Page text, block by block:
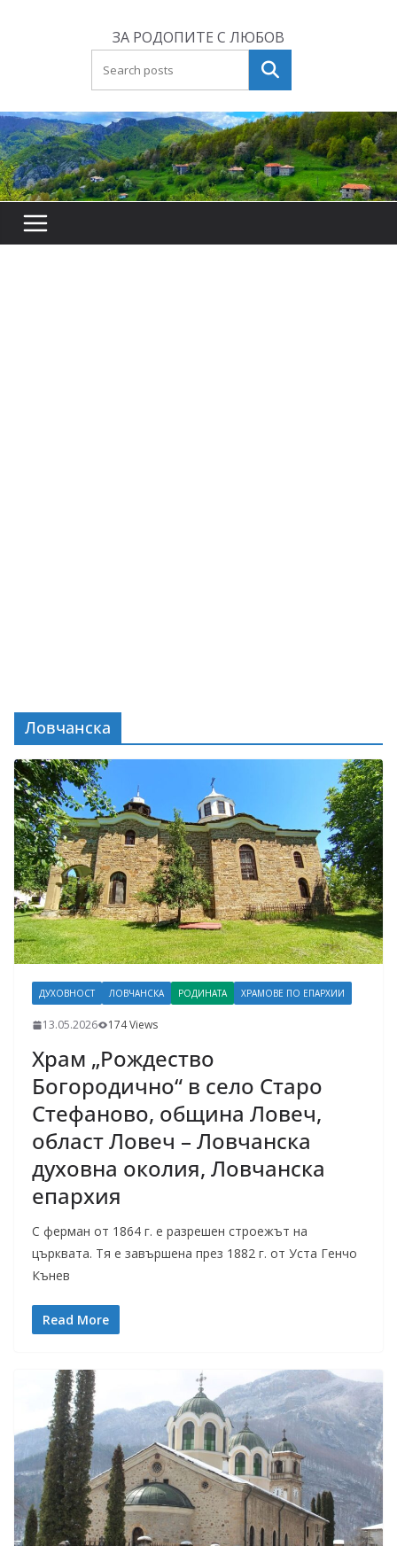
ЗА РОДОПИТЕ С ЛЮБОВ
Търсене
Ловчанска
ДУХОВНОСТ ЛОВЧАНСКА РОДИНАТА ХРАМОВЕ ПО ЕПАРХИИ
13.05.2026 174 Views
Храм „Рождество
Богородично“ в село Старо
Стефаново, община Ловеч,
област Ловеч – Ловчанска
духовна околия, Ловчанска
епархия
С ферман от 1864 г. е разрешен строежът на
църквата. Тя е завършена през 1882 г. от Уста Генчо
Кънев
Read More